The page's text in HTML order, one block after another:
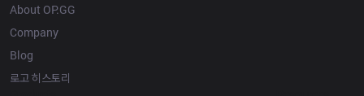
About OP.GG
Company
Blog
로고 히스토리